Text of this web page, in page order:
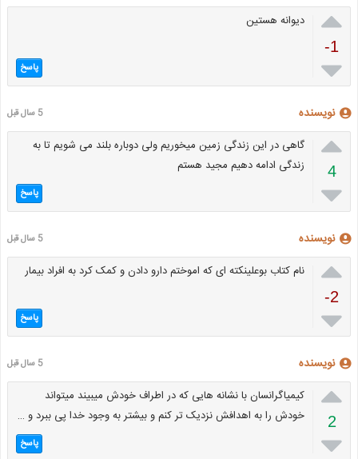

-1

دیوانه هستین
پاسخ
نویسنده 5 سال قبل

4

گاهی در این زندگی زمین میخوریم ولی دوباره بلند می شویم تا به
زندگی ادامه دهیم مجید هستم
پاسخ
نویسنده 5 سال قبل

-2

نام کتاب بوعلینکته ای که اموختم دارو دادن و کمک کرد به افراد بیمار
پاسخ
نویسنده 5 سال قبل

2

کیمیاگرانسان با نشانه هایی که در اطراف خودش میبیند میتواند
خودش را به اهدافش نزدیک تر کنم و بیشتر به وجود خدا پی ببرد و …
پاسخ